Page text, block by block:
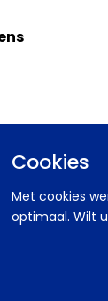
Cookies
Met cookies
optimaal. Wilt
AWVN